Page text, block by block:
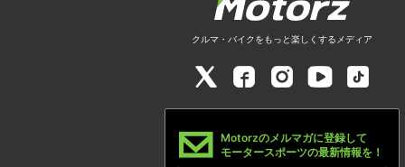
クルマ・バイクをもっと楽しくするメディア
Motorzのメルマガに登録して
モータースポーツの最新情報を！